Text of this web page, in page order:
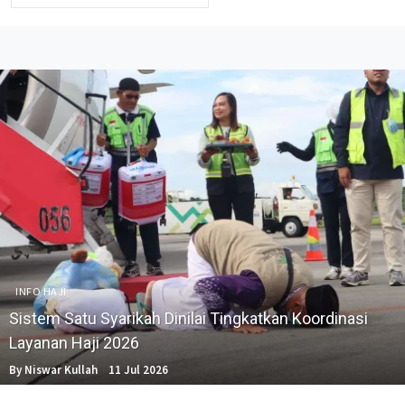
INFO HAJI
Sistem Satu Syarikah Dinilai Tingkatkan Koordinasi
Layanan Haji 2026
By Niswar Kullah 11 Jul 2026